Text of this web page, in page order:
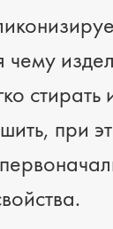
чему
стирать
при